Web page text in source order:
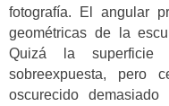
fotografía. El angular
geométricas de la
Quizá la superficie
sobreexpuesta, pero
oscurecido